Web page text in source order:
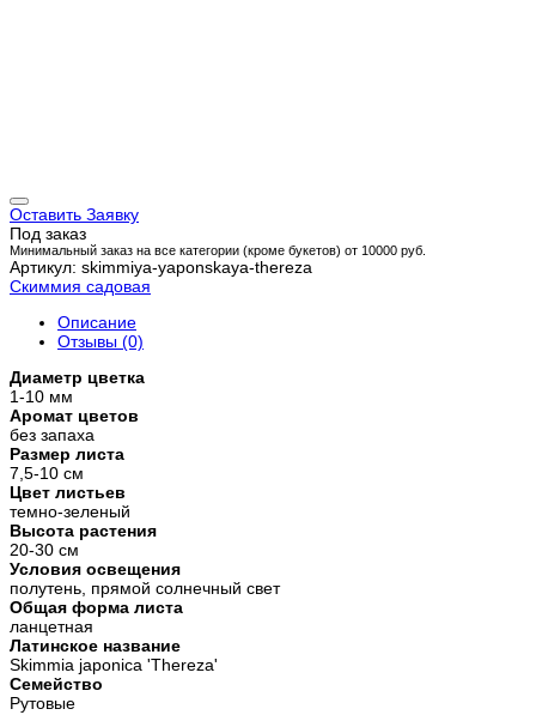
Оставить Заявку
Под заказ
Минимальный заказ на все категории (кроме букетов) от 10000 руб.
Артикул: skimmiya-yaponskaya-thereza
Скиммия садовая
Описание
Отзывы (0)
Диаметр цветка
1-10 мм
Аромат цветов
без запаха
Размер листа
7,5-10 см
Цвет листьев
темно-зеленый
Высота растения
20-30 см
Условия освещения
полутень, прямой солнечный свет
Общая форма листа
ланцетная
Латинское название
Skimmia japonica 'Thereza'
Семейство
Рутовые